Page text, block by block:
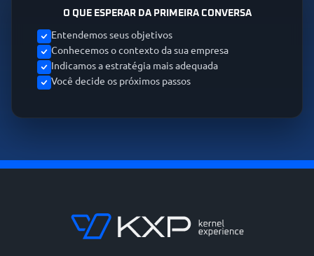
O QUE ESPERAR DA PRIMEIRA CONVERSA
Entendemos seus objetivos
Conhecemos o contexto da sua empresa
Indicamos a estratégia mais adequada
Você decide os próximos passos